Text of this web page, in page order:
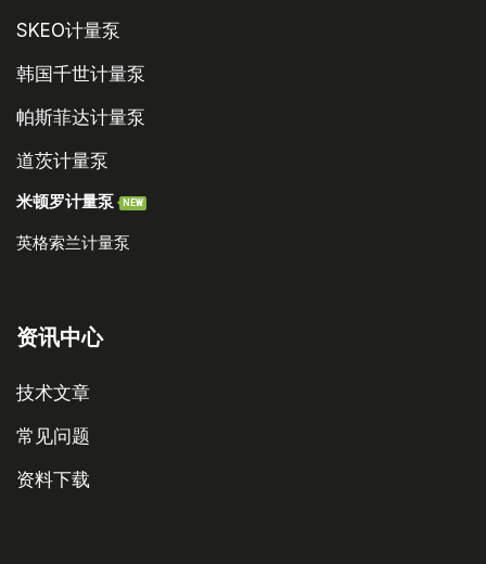
SKEO计量泵
韩国千世计量泵
帕斯菲达计量泵
道茨计量泵
米顿罗计量泵 NEW
英格索兰计量泵
资讯中心
技术文章
常见问题
资料下载